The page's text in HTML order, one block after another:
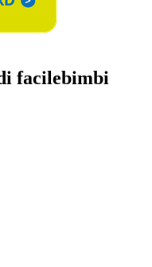
facilebimbi